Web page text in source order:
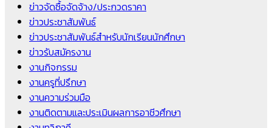
ข่าวจัดซื้อจัดจ้าง/ประกวดราคา
ข่าวประชาสัมพันธ์
ข่าวประชาสัมพันธ์สำหรับนักเรียนนักศึกษา
ข่าวรับสมัครงาน
งานกิจกรรม
งานครูที่ปรึกษา
งานความร่วมมือ
งานติดตามและประเมินผลการอาชีวศึกษา